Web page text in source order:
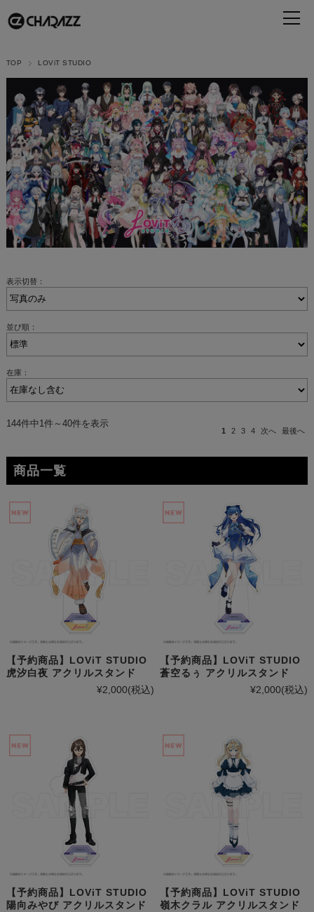
TOP LOViT STUDIO
表示切替：
並び順：
在庫：
144件中1件～40件を表示
1 2 3 4 次へ 最後へ
商品一覧
【予約商品】LOViT STUDIO
虎汐白夜 アクリルスタンド
¥2,000(税込)
【予約商品】LOViT STUDIO
蒼空るぅ アクリルスタンド
¥2,000(税込)
【予約商品】LOViT STUDIO
陽向みやび アクリルスタンド
【予約商品】LOViT STUDIO
嶺木クラル アクリルスタンド